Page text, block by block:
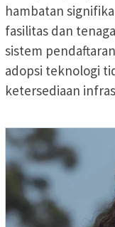
hambatan
fasilitas dan
sistem
adopsi teknologi
ketersediaan